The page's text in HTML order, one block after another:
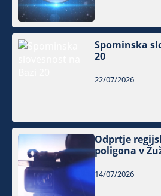
Spominska
20
22/07/2026
Odprtje
poligona v
14/07/2026